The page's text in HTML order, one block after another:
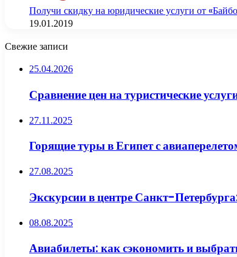
Получи скидку на юридические услуги от
19.01.2019
Свежие записи
25.04.2026
Сравнение цен на туристические
27.11.2025
Горящие туры в Египет с
27.08.2025
Экскурсии в центре Санкт-
08.08.2025
Авиабилеты: как сэкономить и